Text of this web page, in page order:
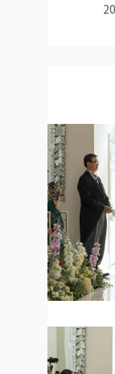
アクセス
QA
よくあるご質問
資料請求